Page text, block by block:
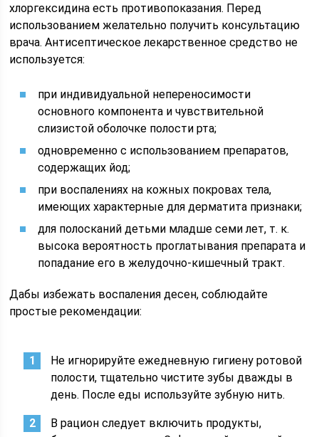
хлоргексидина есть противопоказания. Перед
использованием желательно получить консультацию
врача. Антисептическое лекарственное средство не
используется:
при индивидуальной непереносимости
основного компонента и чувствительной
слизистой оболочке полости рта;
одновременно с использованием препаратов,
содержащих йод;
при воспалениях на кожных покровах тела,
имеющих характерные для дерматита признаки;
для полосканий детьми младше семи лет, т. к.
высока вероятность проглатывания препарата и
попадание его в желудочно-кишечный тракт.
Дабы избежать воспаления десен, соблюдайте
простые рекомендации:
Не игнорируйте ежедневную гигиену ротовой
полости, тщательно чистите зубы дважды в
день. После еды используйте зубную нить.
В рацион следует включить продукты,